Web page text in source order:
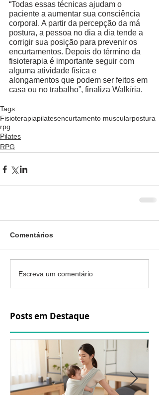
“Todas essas técnicas ajudam o
paciente a aumentar sua consciência
corporal. A partir da percepção da má
postura, a pessoa no dia a dia tende a
corrigir sua posição para prevenir os
encurtamentos. Depois do término da
fisioterapia é importante seguir com
alguma atividade física e
alongamentos que podem ser feitos em
casa ou no trabalho”, finaliza Walkíria.
Tags:
Fisioterapiapilatesencurtamento muscularpostura
rpg
Pilates
RPG
Comentários
Escreva um comentário
Posts em Destaque